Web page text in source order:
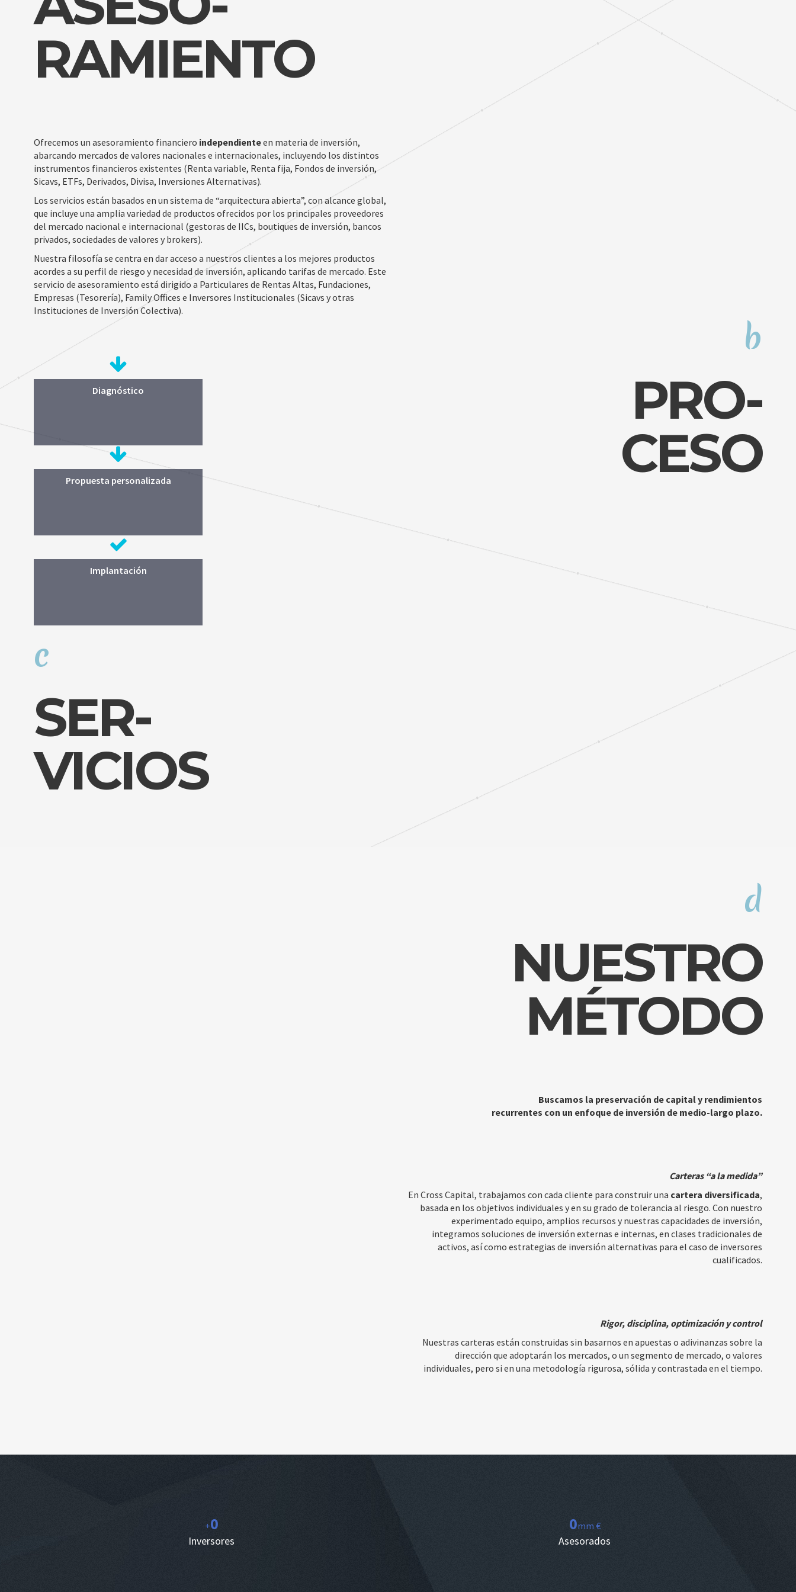
RAMIENTO
Ofrecemos un asesoramiento financiero independienteen materia de inversión,
abarcando mercados de valores nacionales e internacionales, incluyendo los distintos
instrumentos financieros existentes (Renta variable, Renta fija, Fondos de inversión,
Sicavs, ETFs, Derivados, Divisa, Inversiones Alternativas).
Los servicios están basados en un sistema de “arquitectura abierta”, con alcance global,
que incluye una amplia variedad de productos ofrecidos por los principales proveedores
del mercado nacional e internacional (gestoras de IICs, boutiques de inversión, bancos
privados, sociedades de valores y brokers).
Nuestra filosofía se centra en dar acceso a nuestros clientes a los mejores productos
acordes a su perfil de riesgo y necesidad de inversión, aplicando tarifas de mercado. Este
servicio de asesoramiento está dirigido a Particulares de Rentas Altas, Fundaciones,
Empresas (Tesorería), Family Offices e Inversores Institucionales (Sicavs y otras
Instituciones de Inversión Colectiva).
Diagnóstico
Definición de la situación
patrimonial del inversor,
Propuesta personalizada
Elaboración de una propuesta
Implantación
Optimización financiera y fiscal, en
b
PRO-
CESO
c
SER-
VICIOS
d
NUESTRO
MÉTODO
Buscamos la preservación de capital y rendimientos
recurrentes con un enfoque de inversión de medio-largo plazo.
Carteras “a la medida”
En Cross Capital, trabajamos con cada cliente para construir una cartera diversificada,
basada en los objetivos individuales y en su grado de tolerancia al riesgo. Con nuestro
experimentado equipo, amplios recursos y nuestras capacidades de inversión,
integramos soluciones de inversión externas e internas, en clases tradicionales de
activos, así como estrategias de inversión alternativas para el caso de inversores
cualificados.
Rigor, disciplina, optimización y control
Nuestras carteras están construidas sin basarnos en apuestas o adivinanzas sobre la
dirección que adoptarán los mercados, o un segmento de mercado, o valores
individuales, pero si en una metodología rigurosa, sólida y contrastada en el tiempo.
+0
Inversores
0mm €
Asesorados